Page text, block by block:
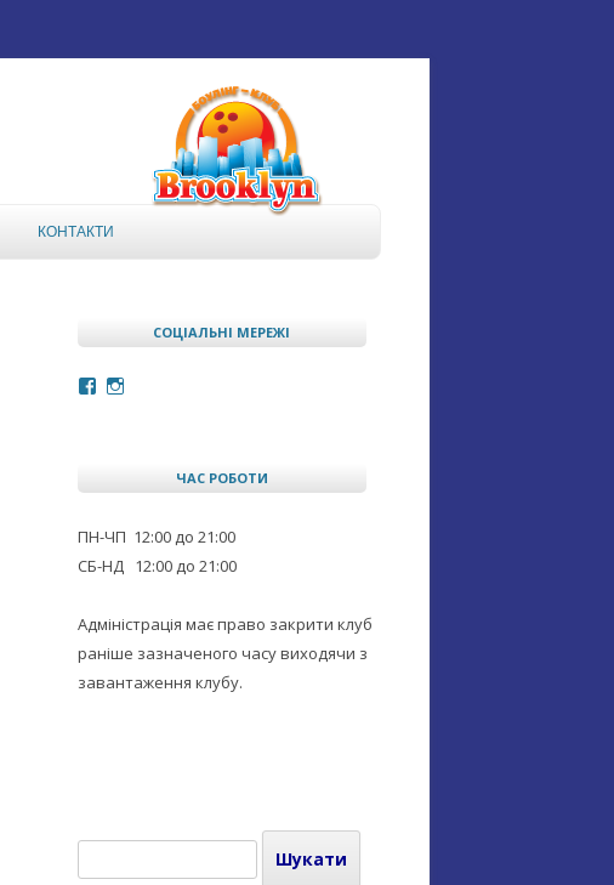
КОНТАКТИ
СОЦІАЛЬНІ МЕРЕЖІ
Facebook
Instagram
ЧАС РОБОТИ
ПН-ЧП 12:00 до 21:00
СБ-НД 12:00 до 21:00
Адміністрація має право закрити клуб
раніше зазначеного часу виходячи з
завантаження клубу.
Пошук: